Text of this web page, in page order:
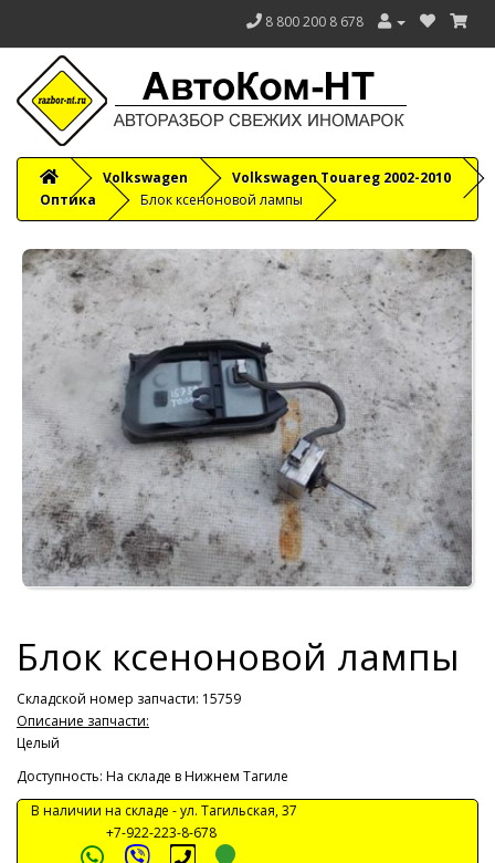
8 800 200 8 678
Volkswagen
Volkswagen Touareg 2002-2010
Оптика
Блок ксеноновой лампы
Блок ксеноновой лампы
Складской номер запчасти: 15759
Описание запчасти:
Целый
Доступность: На складе в Нижнем Тагиле
В наличии на складе -ул. Тагильская, 37
+7-922-223-8-678